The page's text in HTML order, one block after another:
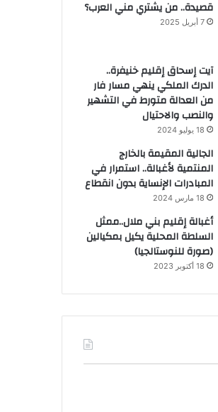
قصيدة.. من يشتري مني العرب؟
7 أبريل 2025
آيت إسحاق إقليم خنيفرة..
الدرك الملكي ينهي مسار فار
من العدالة متورط في التشهير
والنصب والاحتيال
18 يوليو 2024
الجالية المقيمة بالخارج
المنتمية لأغبالة.. استمرار في
المبادرات الإنساية بدون انقطاع
18 مارس 2024
أغبالة إقليم بني ملال..ممثل
السلطة المحلية يكيل بمكيالين
(صورة للنوستالجيا)
18 أكتوبر 2023